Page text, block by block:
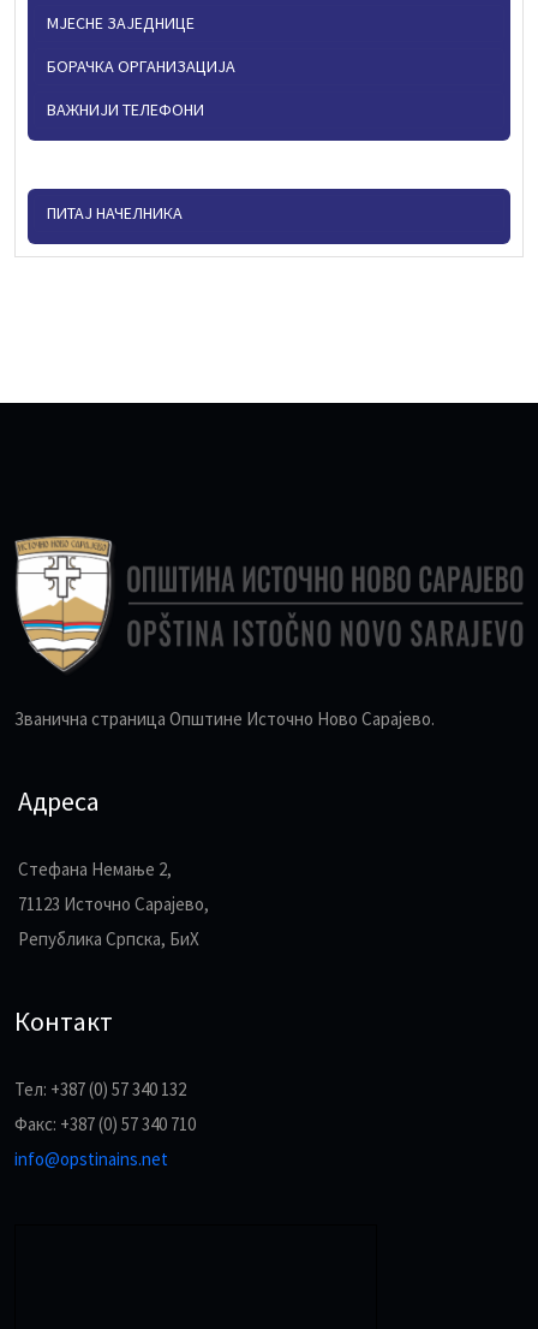
МЈЕСНЕ ЗАЈЕДНИЦЕ
БОРАЧКА ОРГАНИЗАЦИЈА
ВАЖНИЈИ ТЕЛЕФОНИ
ПИТАЈ НАЧЕЛНИКА
Званична страница Општине Источно Ново Сарајево.
Адреса
Стефана Немање 2,
71123 Источно Сарајево,
Република Српска, БиХ
Контакт
Тел: +387 (0) 57 340 132
Факс: +387 (0) 57 340 710
info@opstinains.net